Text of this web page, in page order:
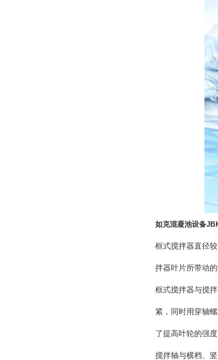
如克混凝池设备
框式搅拌器直径
拌器叶片所带动
框式搅拌器与搅
紧，同时用穿轴
了提高叶轮的强
搅拌轴与横档、